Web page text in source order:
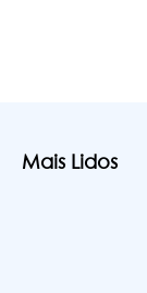
Mais Lidos